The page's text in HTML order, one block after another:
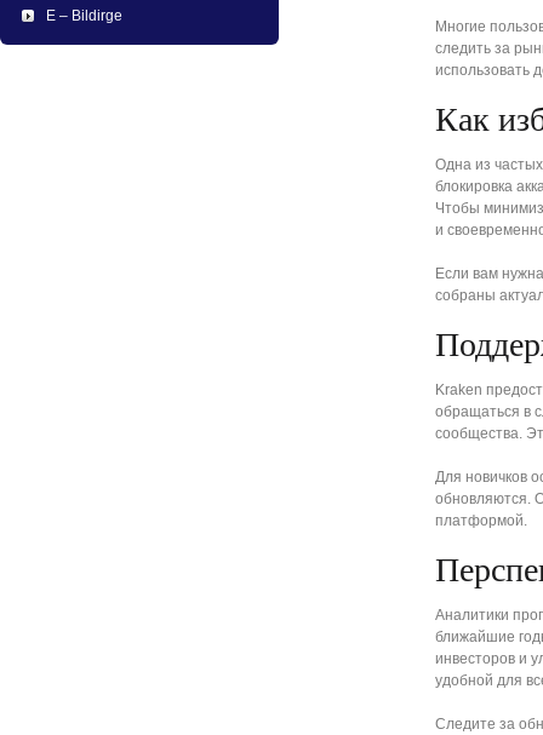
Многие
следить за
использовать
Как
Одна из
блокировка
Чтобы
и
Если вам
собраны
Kraken
обращаться в
сообщества.
Для новичков
обновляются.
платформой.
Аналитики
ближайшие
инвесторов и
удобной для
Следите за
E – Bildirge